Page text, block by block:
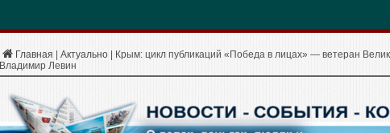
Главная Актуально
Крым: цикл публикаций «Победа в лицах» — ветеран
Владимир Левин